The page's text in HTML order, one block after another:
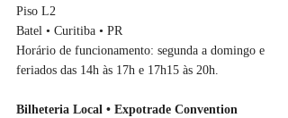
Piso L2
Batel • Curitiba • PR
Horário de funcionamento: segunda a domingo e
feriados das 14h às 17h e 17h15 às 20h.
Bilheteria Local • Expotrade Convention